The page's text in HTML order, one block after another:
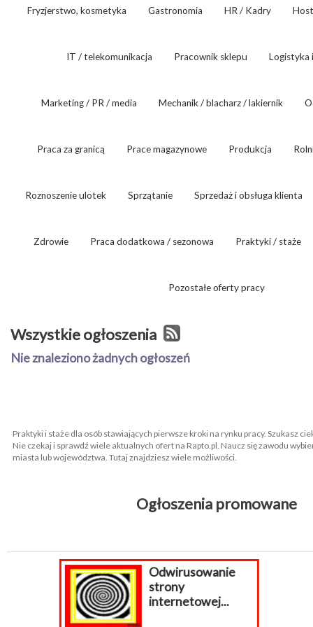
Fryzjerstwo, kosmetyka Gastronomia HR / Kadry
IT / telekomunikacja Pracownik sklepu Logistyka
Marketing / PR / media Mechanik / blacharz / lakiernik
Praca za granicą Prace magazynowe Produkcja
Roznoszenie ulotek Sprzątanie Sprzedaż i obsługa klienta
Zdrowie Praca dodatkowa / sezonowa Praktyki / staże
Pozostałe oferty pracy
Wszystkie ogłoszenia
Nie znaleziono żadnych ogłoszeń
Praktyki i staże dla osób stawiających pierwsze kroki na rynku pracy. Szukasz
Nie czekaj i sprawdź wiele aktualnych ofert na Rapto.pl. Naucz się zawodu
miasta lub województwa. Tutaj znajdziesz wiele możliwości.
Ogłoszenia promowane